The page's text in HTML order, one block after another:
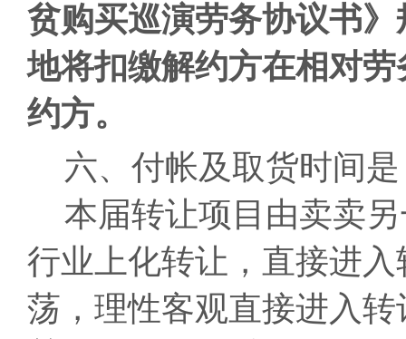
贫购买巡演劳务协议书
地将扣缴解约方在相对
约方。
六、付帐及取货时间是
本届转让项目由卖卖
行业上化转让，直接进
荡，理性客观直接进入转